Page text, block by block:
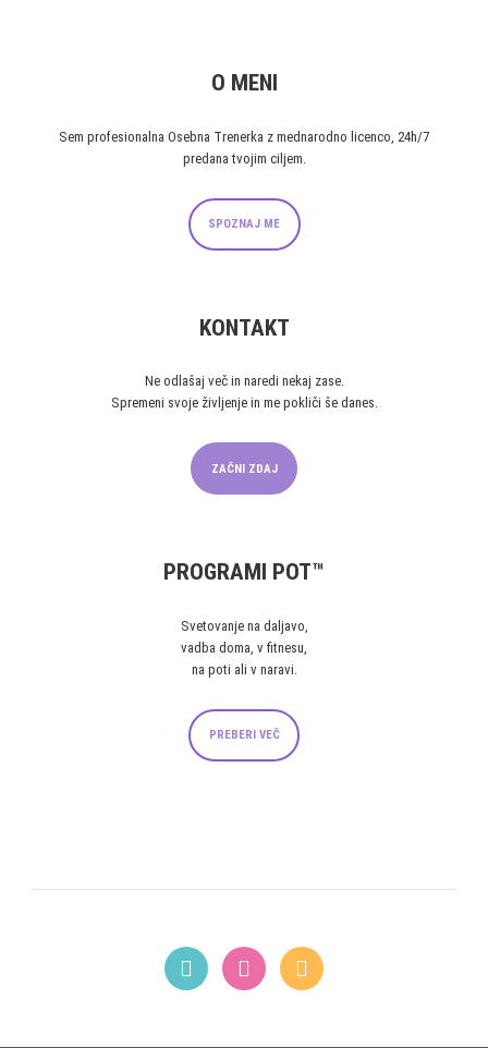
O MENI
Sem profesionalna Osebna Trenerka z mednarodno licenco, 24h/7
predana tvojim ciljem.
SPOZNAJ ME
KONTAKT
Ne odlašaj več in naredi nekaj zase.
Spremeni svoje življenje in me pokliči še danes.
ZAČNI ZDAJ
PROGRAMI POT™
Svetovanje na daljavo,
vadba doma, v fitnesu,
na poti ali v naravi.
PREBERI VEČ